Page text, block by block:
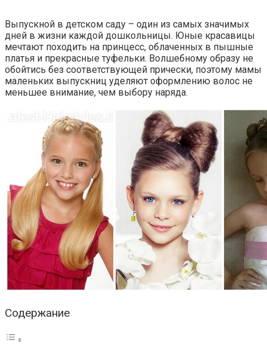
Выпускной в детском саду – один из самых значимых
дней в жизни каждой дошкольницы. Юные красавицы
мечтают походить на принцесс, облаченных в пышные
платья и прекрасные туфельки. Волшебному образу не
обойтись без соответствующей прически, поэтому мамы
маленьких выпускниц уделяют оформлению волос не
меньшее внимание, чем выбору наряда.
Содержание